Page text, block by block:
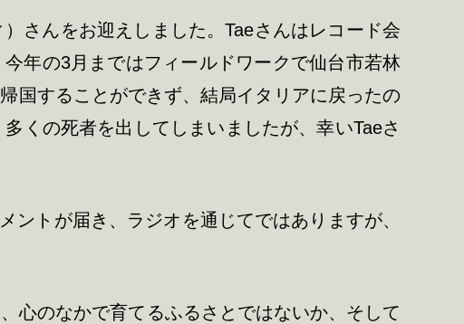
さんをお迎えしました。Taeさんはレコード会
年の3月まではフィールドワークで仙台市若林
国することができず、結局イタリアに戻ったの
くの死者を出してしまいましたが、幸いTaeさ
ントが届き、ラジオを通じてではありますが、
心のなかで育てるふるさとではないか、そして